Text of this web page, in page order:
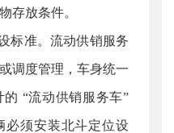
存放条件。
准。流动供销服务
调度管理，车身统一
“流动供销服务车”
必须安装北斗定位设